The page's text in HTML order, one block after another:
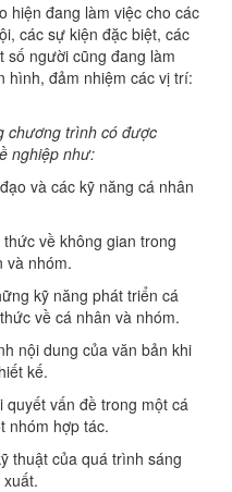
hiện đang làm việc cho các
các sự kiện đặc biệt, các
số người cũng đang làm
hình, đảm nhiệm các vị trí:
chương trình có được
nghiệp như:
và các kỹ năng cá nhân
về không gian trong
và nhóm.
kỹ năng phát triển cá
về cá nhân và nhóm.
dung của văn bản khi
kế.
vấn đề trong một cá
nhóm hợp tác.
của quá trình sáng